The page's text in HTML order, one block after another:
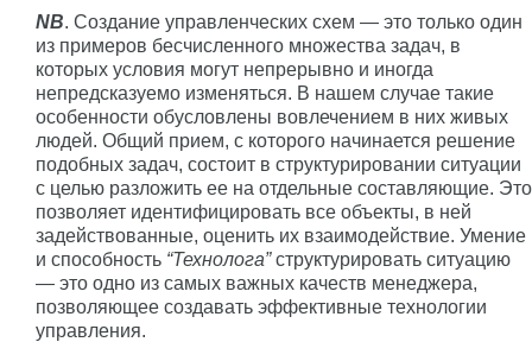
NB. Создание управленческих схем — это только один
из примеров бесчисленного множества задач, в
которых условия могут непрерывно и иногда
непредсказуемо изменяться. В нашем случае такие
особенности обусловлены вовлечением в них живых
людей. Общий прием, с которого начинается решение
подобных задач, состоит в структурировании ситуации
с целью разложить ее на отдельные составляющие. Это
позволяет идентифицировать все объекты, в ней
задействованные, оценить их взаимодействие. Умение
и способность “Технолога”структурировать ситуацию
— это одно из самых важных качеств менеджера,
позволяющее создавать эффективные технологии
управления.